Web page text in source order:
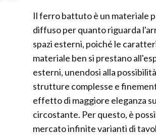
Il ferro battuto è un materiale
diffuso per quanto riguarda
spazi esterni, poiché le
materiale ben si prestano
esterni, unendosi alla
strutture complesse e
effetto di maggiore eleganza
circostante. Per questo, è
mercato infinite varianti di